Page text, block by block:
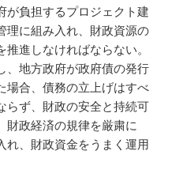
が負担するプロジェクト建
理に組み入れ、財政資源の
進しなければならない。
、地方政府が政府債の発行
場合、債務の立上げはすべ
らず、財政の安全と持続可
財政経済の規律を厳粛に
れ、財政資金をうまく運用